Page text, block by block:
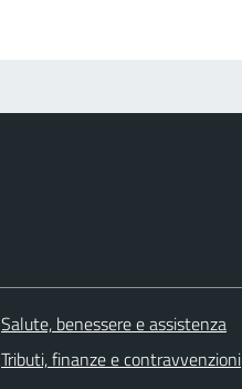
Salute, benessere e assistenza
Tributi, finanze e contravvenzioni